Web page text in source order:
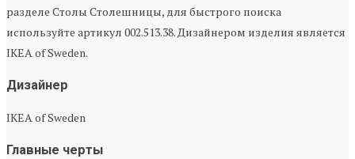
разделе Столы Столешницы, для быстрого поиска
используйте артикул 002.513.38. Дизайнером изделия является
IKEA of Sweden.
Дизайнер
IKEA of Sweden
Главные черты